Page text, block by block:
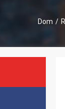
Dom /